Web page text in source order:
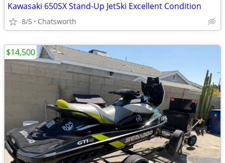
Kawasaki 650SX Stand-Up JetSki Excellent Condition
8/5 Chatsworth
$14,500